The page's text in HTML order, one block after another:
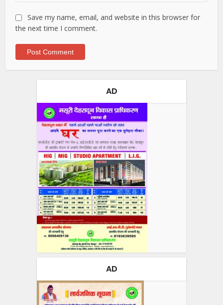
Save my name, email, and website in this browser for
the next time I comment.
AD
AD